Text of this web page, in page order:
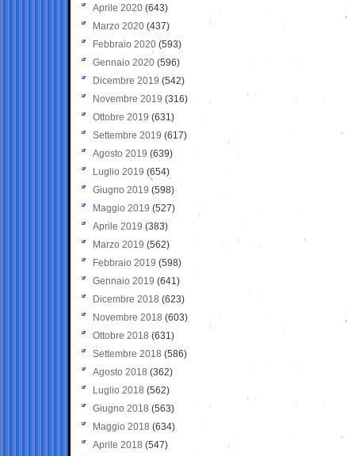
Aprile 2020 (643)
Marzo 2020 (437)
Febbraio 2020 (593)
Gennaio 2020 (596)
Dicembre 2019 (542)
Novembre 2019 (316)
Ottobre 2019 (631)
Settembre 2019 (617)
Agosto 2019 (639)
Luglio 2019 (654)
Giugno 2019 (598)
Maggio 2019 (527)
Aprile 2019 (383)
Marzo 2019 (562)
Febbraio 2019 (598)
Gennaio 2019 (641)
Dicembre 2018 (623)
Novembre 2018 (603)
Ottobre 2018 (631)
Settembre 2018 (586)
Agosto 2018 (362)
Luglio 2018 (562)
Giugno 2018 (563)
Maggio 2018 (634)
Aprile 2018 (547)